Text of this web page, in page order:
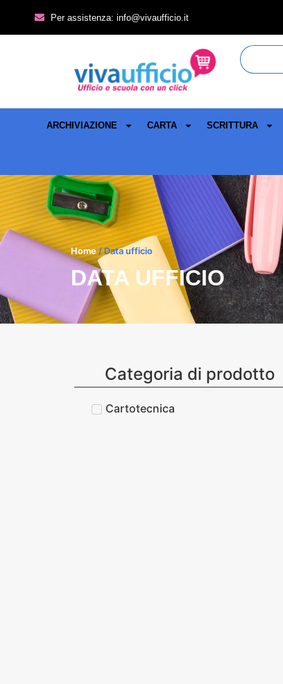
Per assistenza: info@vivaufficio.it
ARCHIVIAZIONE CARTA SCRITTURA
Home/ Data ufficio
DATA UFFICIO
Categoria di prodotto
Cartotecnica